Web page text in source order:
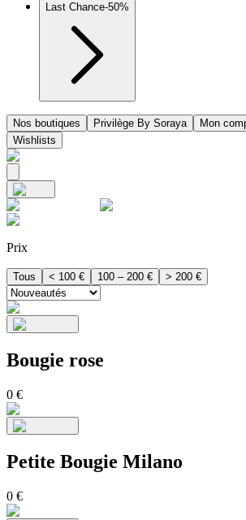
Last Chance-50%
Nos boutiques Privilège By Soraya Mon
Wishlists
Prix
Tous < 100 € 100 – 200 € > 200 €
Bougie rose
0 €
Petite Bougie Milano
0 €